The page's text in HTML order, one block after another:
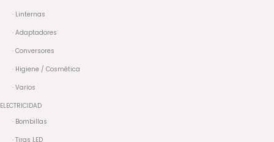
· Linternas
· Adaptadores
· Conversores
· Higiene / Cosmética
· Varios
ELECTRICIDAD
· Bombillas
· Tiras LED